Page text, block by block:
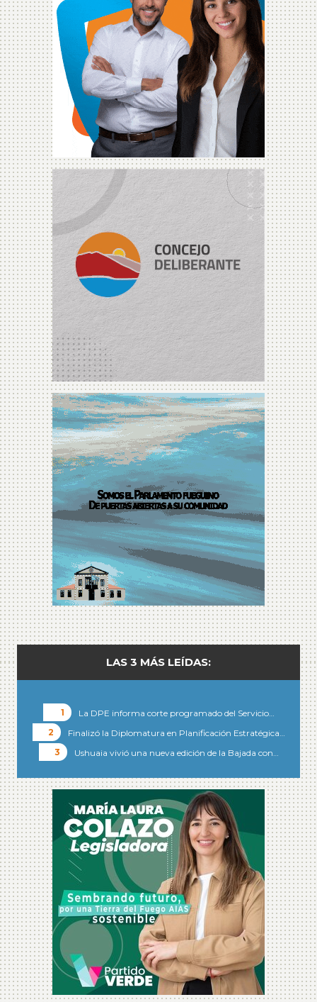
LAS 3 MÁS LEÍDAS:
La DPE informa corte programado del Servicio…
Finalizó la Diplomatura en Planificación Estratégica…
Ushuaia vivió una nueva edición de la Bajada con…